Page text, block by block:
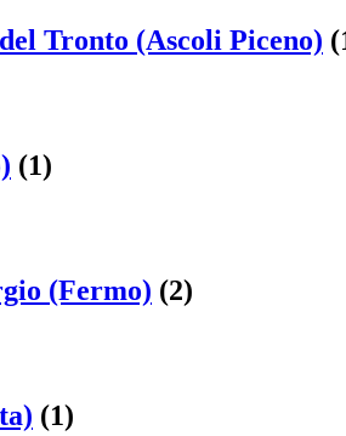
Tronto (Ascoli Piceno)
(1)
(Fermo) (2)
(1)